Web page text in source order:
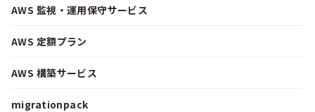
AWS 監視・運用保守サービス
AWS 定額プラン
AWS 構築サービス
migrationpack